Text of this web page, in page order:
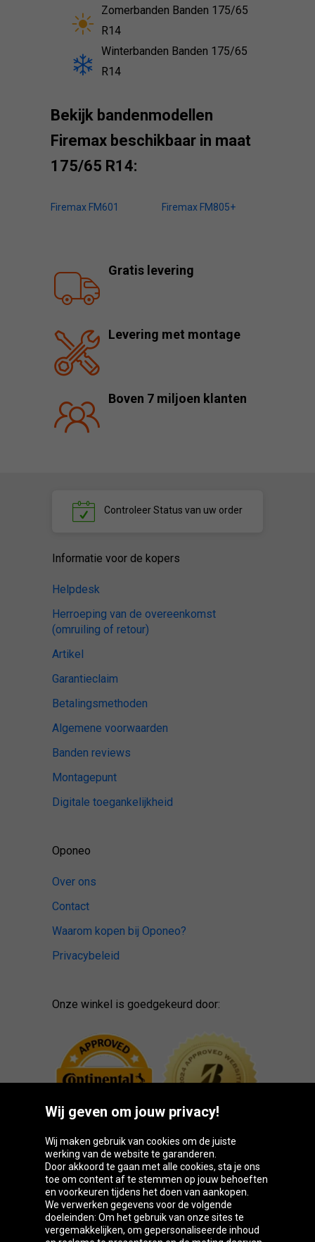
Zomerbanden Banden 175/65
R14
Winterbanden Banden 175/65
R14
Bekijk bandenmodellen
Firemax beschikbaar in maat
175/65 R14:
Firemax FM601 Firemax FM805+
Gratis levering
Levering met montage
Boven 7 miljoen klanten
ControleerStatus van uw order
Informatie voor de kopers
Helpdesk
Herroeping van de overeenkomst
(omruiling of retour)
Artikel
Garantieclaim
Betalingsmethoden
Algemene voorwaarden
Banden reviews
Montagepunt
Digitale toegankelijkheid
Oponeo
Over ons
Contact
Waarom kopen bij Oponeo?
Privacybeleid
Onze winkel is goedgekeurd door:
Oponeo-groep
Wij geven om jouw privacy!
Wij maken gebruik van cookies om de juiste
werking van de website te garanderen.
Door akkoord te gaan met alle cookies, sta je ons
toe om content af te stemmen op jouw behoeften
en voorkeuren tijdens het doen van aankopen.
We verwerken gegevens voor de volgende
doeleinden: Om het gebruik van onze sites te
vergemakkelijken, om gepersonaliseerde inhoud